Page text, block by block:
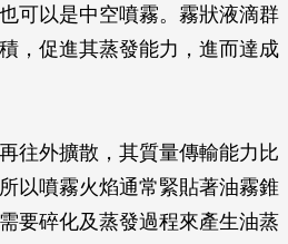
可以是中空噴霧。霧狀液滴群
，促進其蒸發能力，進而達成
往外擴散，其質量傳輸能力比
以噴霧火焰通常緊貼著油霧錐
要碎化及蒸發過程來產生油蒸